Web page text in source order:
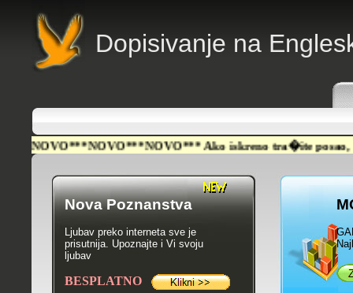
Dopisivanje na
Ako iskreno tra�ite posao,
Nova Poznanstva
Ljubav preko interneta sve je
prisutnija. Upoznajte i Vi svoju
ljubav
BESPLATNO